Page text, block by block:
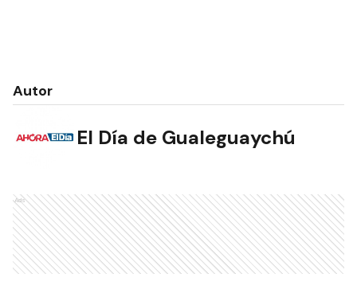
Autor
El Día de Gualeguaychú
Ads